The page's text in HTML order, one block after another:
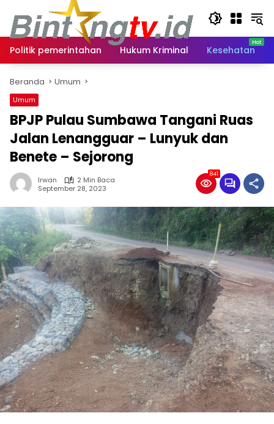
konten
Politik pemerintahan
Hukum Kriminal Kesehatan
Beranda Umum
Umum
BPJP Pulau Sumbawa Tangani Ruas
Jalan Lenangguar – Lunyuk dan
Benete – Sejorong
Irwan
2 Min Baca
September 28, 2023
841